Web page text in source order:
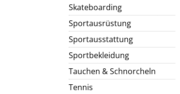
Skateboarding
Sportausrüstung
Sportausstattung
Sportbekleidung
Tauchen & Schnorcheln
Tennis